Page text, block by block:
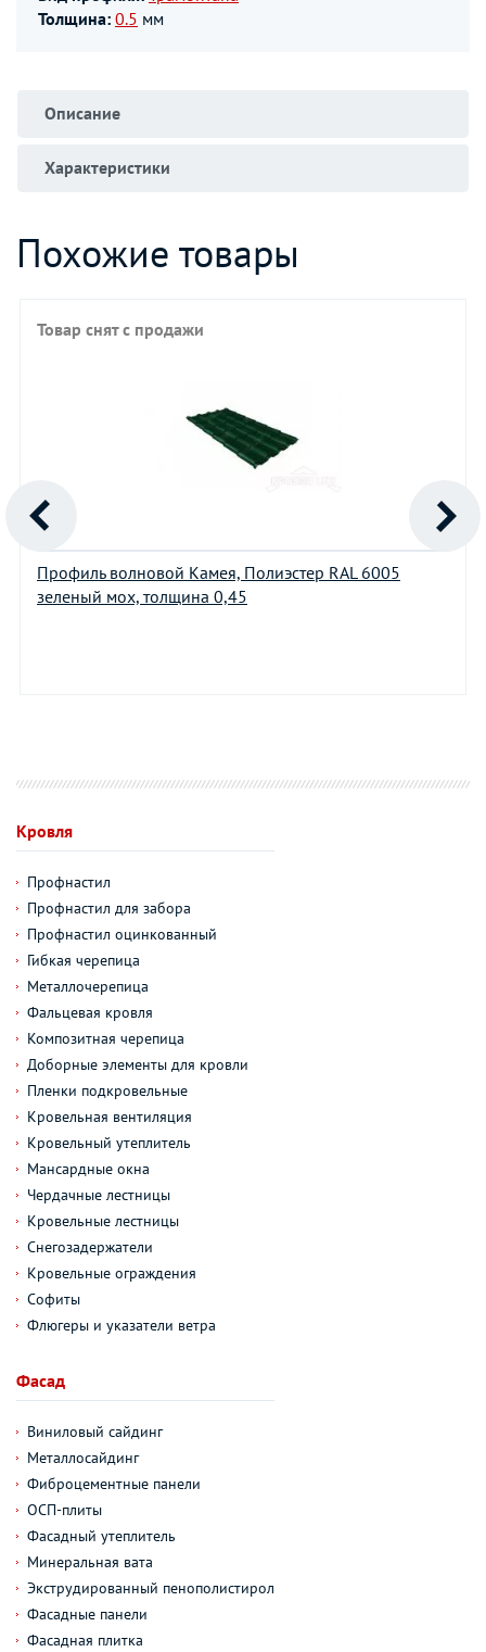
Толщина: 0.5 мм
Описание
Характеристики
Похожие товары
Профиль волновой Камея, Полиэстер RAL 6005
зеленый мох, толщина 0,45
Товар снят с продажи
Кровля
Профнастил
Профнастил для забора
Профнастил оцинкованный
Гибкая черепица
Металлочерепица
Фальцевая кровля
Композитная черепица
Доборные элементы для кровли
Пленки подкровельные
Кровельная вентиляция
Кровельный утеплитель
Мансардные окна
Чердачные лестницы
Кровельные лестницы
Снегозадержатели
Кровельные ограждения
Софиты
Флюгеры и указатели ветра
Фасад
Виниловый сайдинг
Металлосайдинг
Фиброцементные панели
ОСП-плиты
Фасадный утеплитель
Минеральная вата
Экструдированный пенополистирол
Фасадные панели
Фасадная плитка